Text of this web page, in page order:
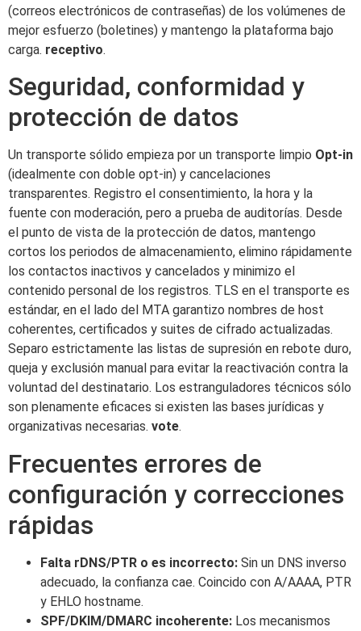
(correos electrónicos de contraseñas) de los volúmenes de
mejor esfuerzo (boletines) y mantengo la plataforma bajo
carga. receptivo.
Seguridad, conformidad y
protección de datos
Un transporte sólido empieza por un transporte limpio Opt-in
(idealmente con doble opt-in) y cancelaciones
transparentes. Registro el consentimiento, la hora y la
fuente con moderación, pero a prueba de auditorías. Desde
el punto de vista de la protección de datos, mantengo
cortos los periodos de almacenamiento, elimino rápidamente
los contactos inactivos y cancelados y minimizo el
contenido personal de los registros. TLS en el transporte es
estándar, en el lado del MTA garantizo nombres de host
coherentes, certificados y suites de cifrado actualizadas.
Separo estrictamente las listas de supresión en rebote duro,
queja y exclusión manual para evitar la reactivación contra la
voluntad del destinatario. Los estranguladores técnicos sólo
son plenamente eficaces si existen las bases jurídicas y
organizativas necesarias. vote.
Frecuentes errores de
configuración y correcciones
rápidas
Falta rDNS/PTR o es incorrecto: Sin un DNS inverso
adecuado, la confianza cae. Coincido con A/AAAA, PTR
y EHLO hostname.
SPF/DKIM/DMARC incoherente: Los mecanismos